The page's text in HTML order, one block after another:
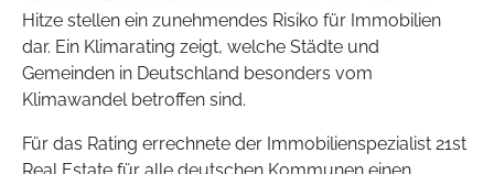
Hitze stellen ein zunehmendes Risiko für Immobilien
dar. Ein Klimarating zeigt, welche Städte und
Gemeinden in Deutschland besonders vom
Klimawandel betroffen sind.
Für das Rating errechnete der Immobilienspezialist 21st